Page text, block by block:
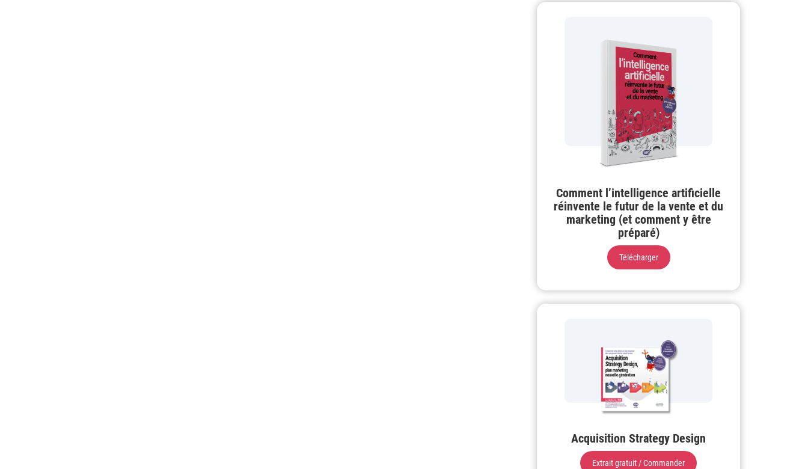
Comment l’intelligence artificielle
réinvente le futur de la vente et du
marketing (et comment y être
préparé)
Télécharger
Acquisition Strategy Design
Extrait gratuit / Commander